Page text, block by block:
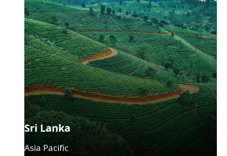
Lehrpraktika im Ausland
Ab 9 Wochen
Sri Lanka
Asia Pacific